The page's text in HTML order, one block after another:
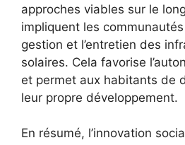
approches viables sur le
impliquent les
gestion et l’entretien des
solaires. Cela favorise
et⁤ permet aux habitants de
leur propre développement.
En résumé, l’innovation